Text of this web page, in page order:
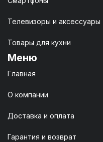
Телевизоры и аксессуары
Товары для кухни
Меню
Главная
О компании
Доставка и оплата
Гарантия и возврат